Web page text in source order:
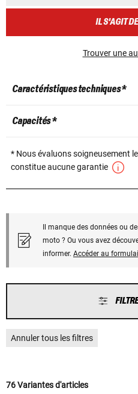
IL S'AGIT
Trouver une
Caractéristiques techniques *
Capacités *
* Nous évaluons soigneusement
constitue aucune garantie
Il manque des données ou
moto ? Ou vous avez
informer. Accéder au
Annuler tous les filtres
76 Variantes d'articles